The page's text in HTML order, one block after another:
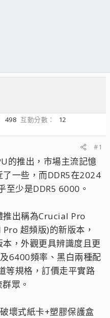
498 互動分數
12
#1
的推出，市場主流記憶
一些，而DDR5在2024
至少是DDR5 6000。
推出稱為Crucial Pro
超頻版)的新版本，
，外觀更具辨識度且更
6400頻率、黑白兩種配
等規格，訂價走平實路
眾。
壞式紙卡+塑膠保護盒